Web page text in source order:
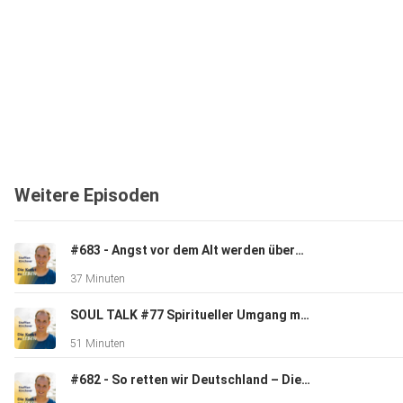
Weitere Episoden
#683 - Angst vor dem Alt werden überwinden
37 Minuten
SOUL TALK #77 Spiritueller Umgang mit Nervensägen.
51 Minuten
#682 - So retten wir Deutschland – Die Jürgen Klopp Strategie!